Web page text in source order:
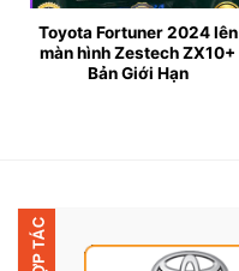
Toyota Fortuner 2024 lên
màn hình Zestech ZX10+
Bản Giới Hạn